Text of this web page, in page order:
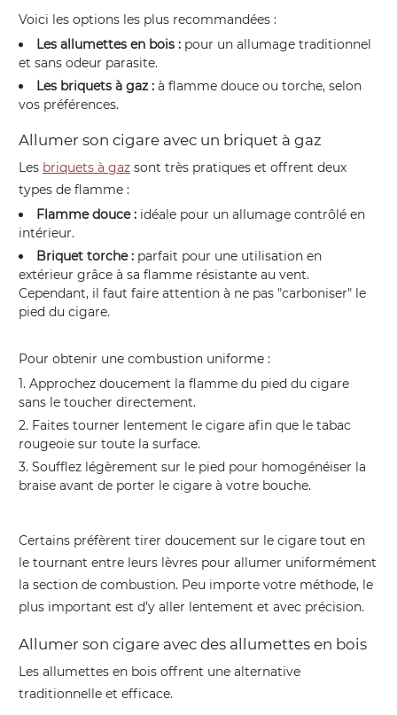
Voici les options les plus recommandées :
Les allumettes en bois : pour un allumage traditionnel
et sans odeur parasite.
Les briquets à gaz : à flamme douce ou torche, selon
vos préférences.
Allumer son cigare avec un briquet à gaz
Les briquets à gaz sont très pratiques et offrent deux
types de flamme :
Flamme douce : idéale pour un allumage contrôlé en
intérieur.
Briquet torche : parfait pour une utilisation en
extérieur grâce à sa flamme résistante au vent.
Cependant, il faut faire attention à ne pas "carboniser" le
pied du cigare.
Pour obtenir une combustion uniforme :
Approchez doucement la flamme du pied du cigare
sans le toucher directement.
Faites tourner lentement le cigare afin que le tabac
rougeoie sur toute la surface.
Soufflez légèrement sur le pied pour homogénéiser la
braise avant de porter le cigare à votre bouche.
Certains préfèrent tirer doucement sur le cigare tout en
le tournant entre leurs lèvres pour allumer uniformément
la section de combustion. Peu importe votre méthode, le
plus important est d’y aller lentement et avec précision.
Allumer son cigare avec des allumettes en bois
Les allumettes en bois offrent une alternative
traditionnelle et efficace.